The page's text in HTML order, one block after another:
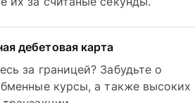
дебетовая карта
за границей? Забудьте о
курсы, а также высоких